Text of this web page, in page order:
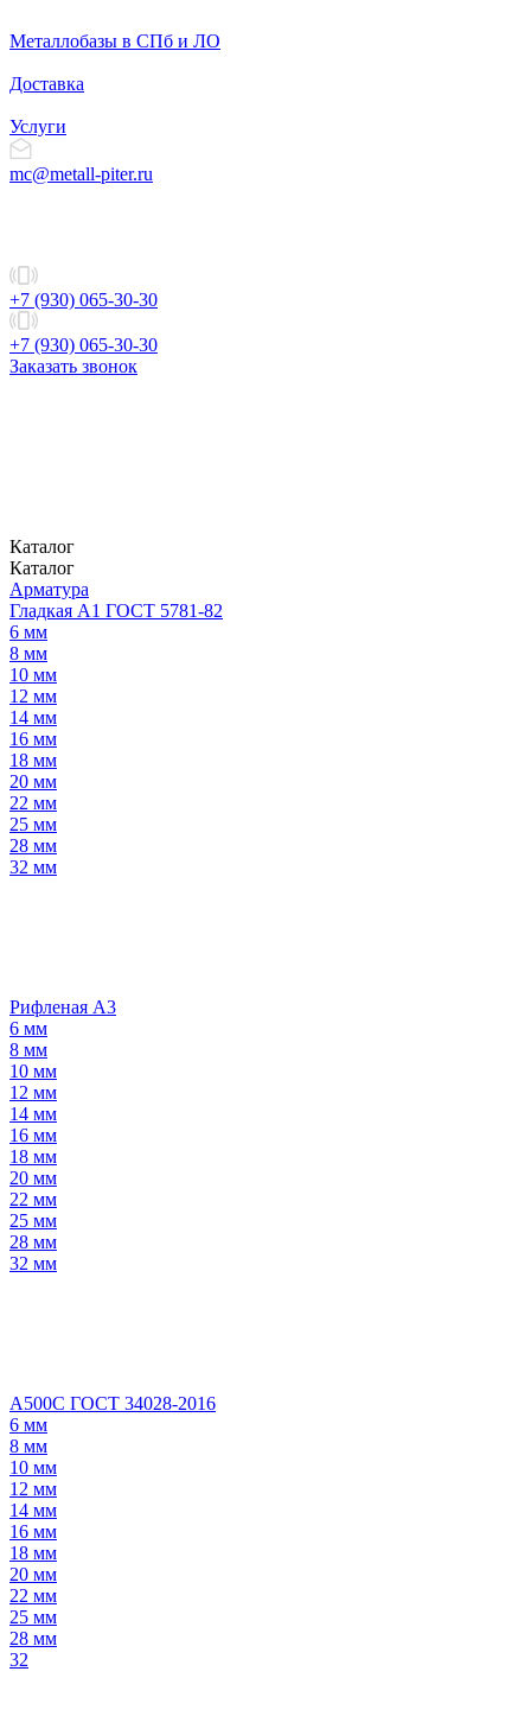
Металлобазы в СПб и ЛО
Доставка
Услуги
mc@metall-piter.ru
+7 (930) 065-30-30
+7 (930) 065-30-30
Заказать звонок
Каталог
Каталог
Арматура
Гладкая А1 ГОСТ 5781-82
6 мм
8 мм
10 мм
12 мм
14 мм
16 мм
18 мм
20 мм
22 мм
25 мм
28 мм
32 мм
Рифленая А3
6 мм
8 мм
10 мм
12 мм
14 мм
16 мм
18 мм
20 мм
22 мм
25 мм
28 мм
32 мм
А500С ГОСТ 34028-2016
6 мм
8 мм
10 мм
12 мм
14 мм
16 мм
18 мм
20 мм
22 мм
25 мм
28 мм
32